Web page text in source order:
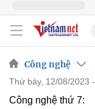
Công nghệ
thứ bảy, 12/08/2023
Công nghệ thứ 7: